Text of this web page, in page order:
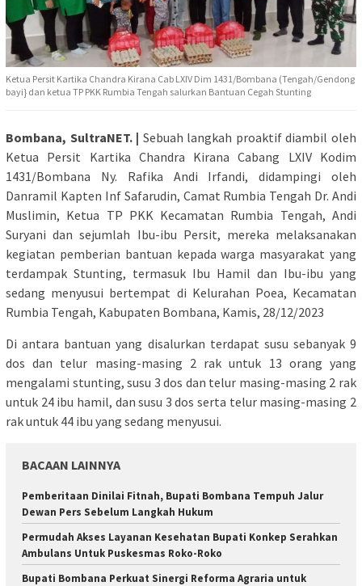
Ketua Persit Kartika Chandra Kirana Cab LXIV Dim 1431/Bombana (Tengah/Gendong
bayi} dan ketua TP PKK Rumbia Tengah salurkan Bantuan Cegah Stunting
Bombana, SultraNET. | Sebuah langkah proaktif diambil oleh
Ketua Persit Kartika Chandra Kirana Cabang LXIV Kodim
1431/Bombana Ny. Rafika Andi Irfandi, didampingi oleh
Danramil Kapten Inf Safarudin, Camat Rumbia Tengah Dr. Andi
Muslimin, Ketua TP PKK Kecamatan Rumbia Tengah, Andi
Suryani dan sejumlah Ibu-ibu Persit, mereka melaksanakan
kegiatan pemberian bantuan kepada warga masyarakat yang
terdampak Stunting, termasuk Ibu Hamil dan Ibu-ibu yang
sedang menyusui bertempat di Kelurahan Poea, Kecamatan
Rumbia Tengah, Kabupaten Bombana, Kamis, 28/12/2023
Di antara bantuan yang disalurkan terdapat susu sebanyak 9
dos dan telur masing-masing 2 rak untuk 13 orang yang
mengalami stunting, susu 3 dos dan telur masing-masing 2 rak
untuk 24 ibu hamil, dan susu 3 dos serta telur masing-masing 2
rak untuk 44 ibu yang sedang menyusui.
BACAAN LAINNYA
Pemberitaan Dinilai Fitnah, Bupati Bombana Tempuh Jalur
Dewan Pers Sebelum Langkah Hukum
Permudah Akses Layanan Kesehatan Bupati Konkep Serahkan
Ambulans Untuk Puskesmas Roko-Roko
Bupati Bombana Perkuat Sinergi Reforma Agraria untuk